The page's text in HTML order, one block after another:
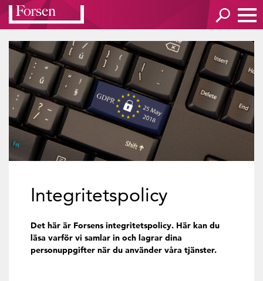
Integritetspolicy
Det här är Forsens integritetspolicy. Här kan du
läsa varför vi samlar in och lagrar dina
personuppgifter när du använder våra tjänster.